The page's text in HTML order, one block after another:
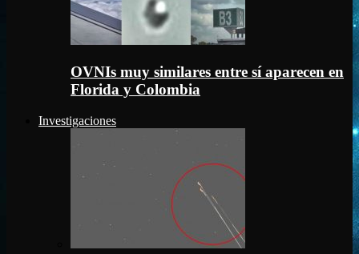
OVNIs muy similares entre sí aparecen en
Florida y Colombia
Investigaciones